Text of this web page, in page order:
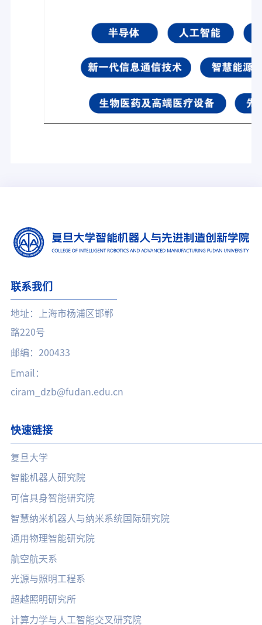
联系我们
地址：上海市杨浦区邯郸
路220号
邮编：200433
Email：
ciram_dzb@fudan.edu.cn
快速链接
复旦大学
智能机器人研究院
可信具身智能研究院
智慧纳米机器人与纳米系统国际研究院
通用物理智能研究院
航空航天系
光源与照明工程系
超越照明研究所
计算力学与人工智能交叉研究院